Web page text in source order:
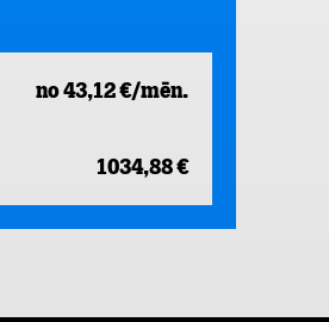
no 43,12 €/mēn.
1034,88 €